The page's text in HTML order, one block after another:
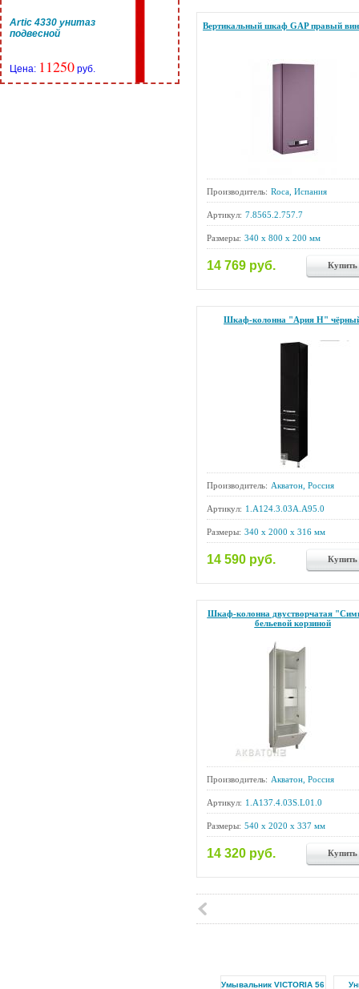
Artic 4330 унитаз
подвесной
Цена: 11250 руб.
Вертикальный шкаф GAP правый
Производитель: Roca, Испания
Артикул: 7.8565.2.757.7
Размеры: 340 x 800 x 200 мм
14 769 руб. Купить
Шкаф-колонна "Ария Н"
Производитель: Акватон, Россия
Артикул: 1.A124.3.03A.A95.0
Размеры: 340 x 2000 x 316 мм
14 590 руб. Купить
Шкаф-колонна двустворчатая
бельевой корзиной
Производитель: Акватон, Россия
Артикул: 1.A137.4.03S.L01.0
Размеры: 540 x 2020 x 337 мм
14 320 руб. Купить
Умывальник VICTORIA 56